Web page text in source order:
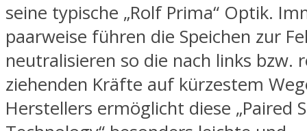
seine typische „Rolf Prima“ Optik.
paarweise führen die Speichen zur
neutralisieren so die nach links bzw.
ziehenden Kräfte auf kürzestem
Herstellers ermöglicht diese „Paired